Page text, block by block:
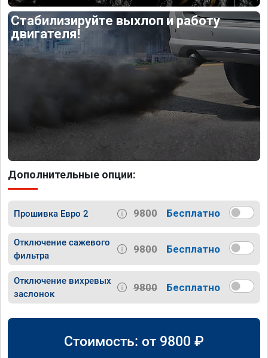
Стабилизируйте выхлоп и работу
двигателя!
Дополнительные опции:
Прошивка Евро 2 9800 Бесплатно
Отключение сажевого
фильтра
9800 Бесплатно
Отключение вихревых
заслонок
9800 Бесплатно
Стоимость: от 9800 ₽